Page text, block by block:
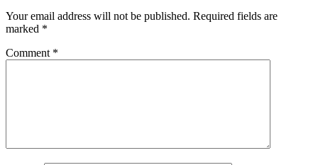
Your email address will not be published. Required fields are
marked *
Comment *